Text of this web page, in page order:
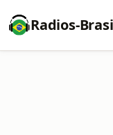
Radios-